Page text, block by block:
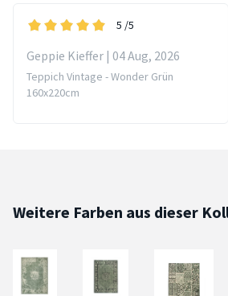
5 /5
Geppie Kieffer | 04 Aug, 2026
Teppich Vintage - Wonder Grün
160x220cm
Weitere Farben aus dieser